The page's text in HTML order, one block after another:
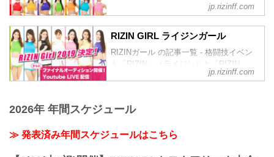
グを華麗に彩るRIZINガール2022を、み
んなで応援しよう！
RIZINガール2022 メンバー紹介
荒井つかさ
荒井つかさ
荒井つ...
MISSCON 2021の合格者2名に加え、審査
員特別賞、主催者推薦枠を含めた計12名
が「RIZINガール2021」として活躍する
こととなった。
彼女たちの初舞台は、9月19日（土）にさ
いたまスーパーアリーナで開催される
Yogibo presents RIZIN.30のリングだ！リ
RIZINガール2020のメンバーが決定！熾
ーは計14名。初舞台は8月9日/10日にぴあ
RIZIN.22/RIZIN.23！リングを華麗に彩る
RIZINガール2020を応援しよう！
Twitter：@risaaa_0411
去年に引き続き継続することが出来て嬉
jp.rizinff.com
RIZIN GIRL ライジンガール
RIZINガール の記事一覧 - 格闘技イベン
ト「RIZIN」（ライジン）と「RIZIN
FIGHTING FEDERATION」（ライジン
す。
jp.rizinff.com
2026年 年間スケジュール
≫ 発表済み年間スケジュールはこちら